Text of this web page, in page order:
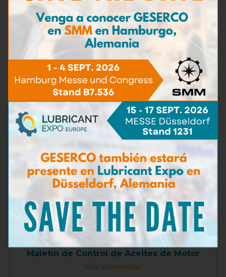
ViscoTest™
Más información
Maletín de Control de Aceites de Motor
Más información